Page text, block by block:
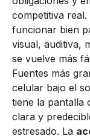
competitiva
funcionar bien
visual, auditiva,
se vuelve más
Fuentes más
celular bajo el
tiene la pantalla
clara y
estresado. La